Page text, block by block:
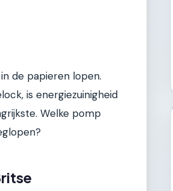
de papieren lopen.
is energiezuinigheid
Welke pomp